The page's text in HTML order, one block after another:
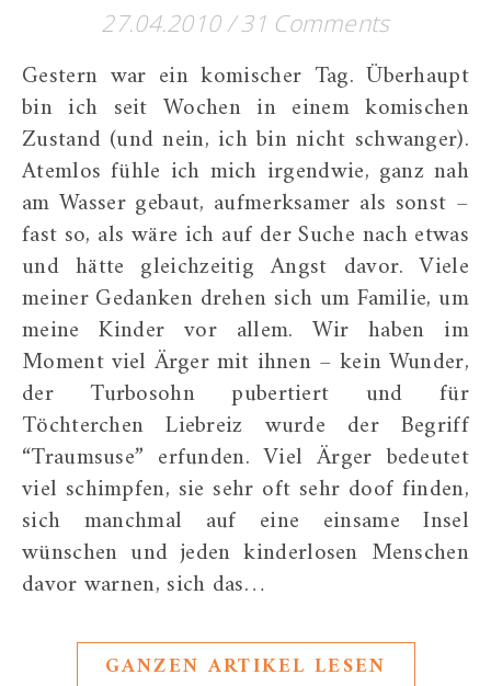
27.04.2010 / 31 Comments
Gestern war ein komischer Tag. Überhaupt
bin ich seit Wochen in einem komischen
Zustand (und nein, ich bin nicht schwanger).
Atemlos fühle ich mich irgendwie, ganz nah
am Wasser gebaut, aufmerksamer als sonst –
fast so, als wäre ich auf der Suche nach etwas
und hätte gleichzeitig Angst davor. Viele
meiner Gedanken drehen sich um Familie, um
meine Kinder vor allem. Wir haben im
Moment viel Ärger mit ihnen – kein Wunder,
der Turbosohn pubertiert und für
Töchterchen Liebreiz wurde der Begriff
“Traumsuse” erfunden. Viel Ärger bedeutet
viel schimpfen, sie sehr oft sehr doof finden,
sich manchmal auf eine einsame Insel
wünschen und jeden kinderlosen Menschen
davor warnen, sich das…
GANZEN ARTIKEL LESEN